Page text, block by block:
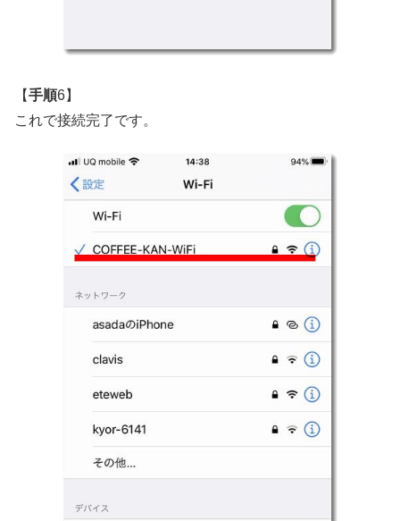
【手順6】
これで接続完了です。